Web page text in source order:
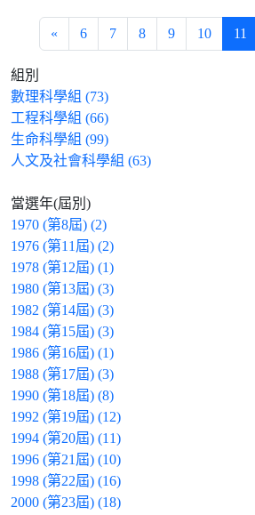
« 6 7 8 9 10 11
組別
數理科學組 (73)
工程科學組 (66)
生命科學組 (99)
人文及社會科學組 (63)
當選年(屆別)
1970 (第8屆) (2)
1976 (第11屆) (2)
1978 (第12屆) (1)
1980 (第13屆) (3)
1982 (第14屆) (3)
1984 (第15屆) (3)
1986 (第16屆) (1)
1988 (第17屆) (3)
1990 (第18屆) (8)
1992 (第19屆) (12)
1994 (第20屆) (11)
1996 (第21屆) (10)
1998 (第22屆) (16)
2000 (第23屆) (18)